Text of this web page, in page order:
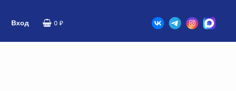
Вход 0 ₽